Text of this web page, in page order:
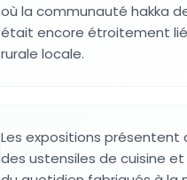
où la communauté hakka
était encore étroitement
rurale locale.
Les expositions présentent
des ustensiles de cuisine